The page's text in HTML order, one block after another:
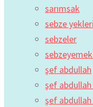
sarımsak
sebze yekleri
sebzeler
şef abdullah
şef
şef